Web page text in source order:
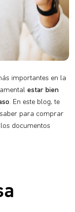
importantes en la
estar bien
. En este blog, te
para comprar
documentos